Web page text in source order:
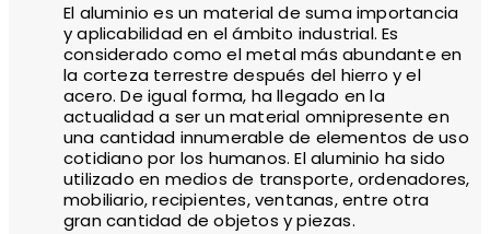
El aluminio es un material de suma importancia
y aplicabilidad en el ámbito industrial. Es
considerado como el metal más abundante en
la corteza terrestre después del hierro y el
acero. De igual forma, ha llegado en la
actualidad a ser un material omnipresente en
una cantidad innumerable de elementos de uso
cotidiano por los humanos. El aluminio ha sido
utilizado en medios de transporte, ordenadores,
mobiliario, recipientes, ventanas, entre otra
gran cantidad de objetos y piezas.